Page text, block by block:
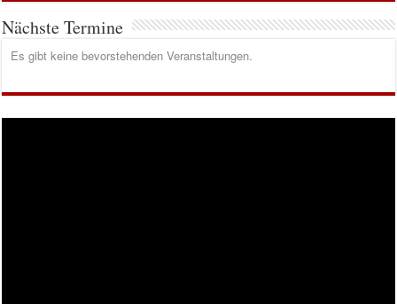
Nächste Termine
Es gibt keine bevorstehenden Veranstaltungen.